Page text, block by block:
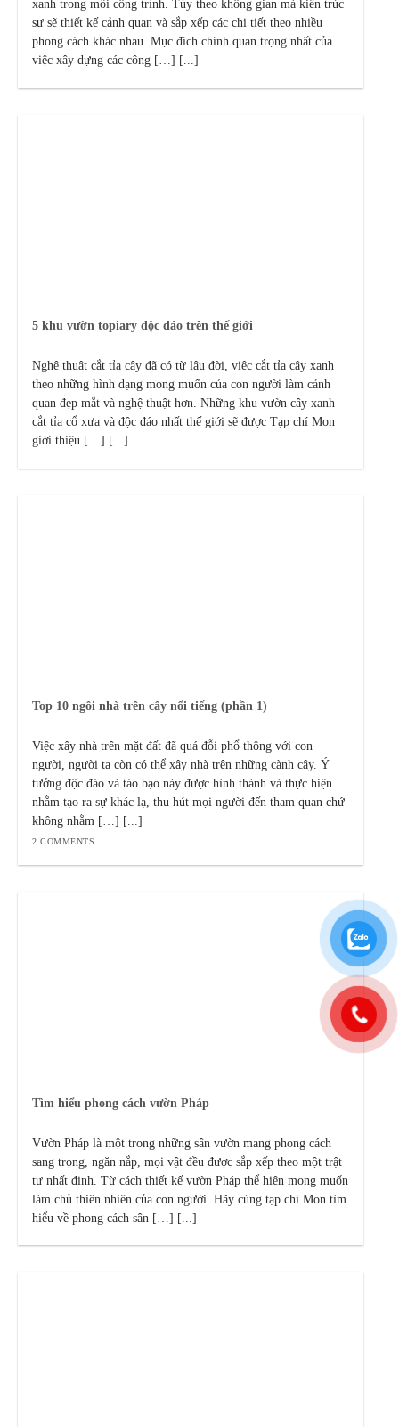
xanh trong mỗi công trình. Tùy theo không gian mà kiến trúc
sư sẽ thiết kế cảnh quan và sắp xếp các chi tiết theo nhiều
phong cách khác nhau. Mục đích chính quan trọng nhất của
việc xây dựng các công […] [...]
5 khu vườn topiary độc đáo trên thế giới
Nghệ thuật cắt tỉa cây đã có từ lâu đời, việc cắt tỉa cây xanh
theo những hình dạng mong muốn của con người làm cảnh
quan đẹp mắt và nghệ thuật hơn. Những khu vườn cây xanh
cắt tỉa cổ xưa và độc đáo nhất thế giới sẽ được Tạp chí Mon
giới thiệu […] [...]
Top 10 ngôi nhà trên cây nổi tiếng (phần 1)
Việc xây nhà trên mặt đất đã quá đỗi phổ thông với con
người, người ta còn có thể xây nhà trên những cành cây. Ý
tưởng độc đáo và táo bạo này được hình thành và thực hiện
nhằm tạo ra sự khác lạ, thu hút mọi người đến tham quan chứ
không nhằm […] [...]
2 COMMENTS
Tìm hiểu phong cách vườn Pháp
Vườn Pháp là một trong những sân vườn mang phong cách
sang trọng, ngăn nắp, mọi vật đều được sắp xếp theo một trật
tự nhất định. Từ cách thiết kế vườn Pháp thể hiện mong muốn
làm chủ thiên nhiên của con người. Hãy cùng tạp chí Mon tìm
hiểu về phong cách sân […] [...]